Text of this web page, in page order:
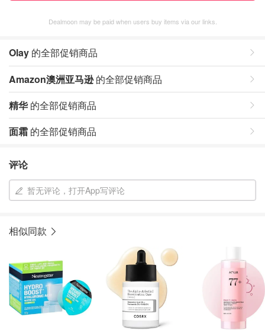
Dealmoon may be paid when users buy items via our links.
Olay 的全部促销商品
Amazon澳洲亚马逊的全部促销商品
精华的全部促销商品
面霜 的全部促销商品
评论
暂无评论，打开App写评论
相似同款